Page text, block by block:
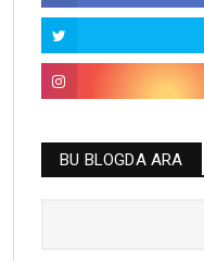
BU BLOGDA ARA